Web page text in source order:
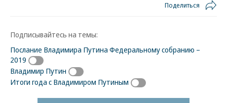
Поделиться
Подписывайтесь на темы:
Послание Владимира Путина Федеральному собранию –
2019
Владимир Путин
Итоги года с Владимиром Путиным